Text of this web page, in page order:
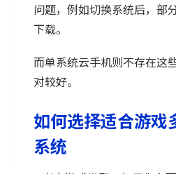
问题，例如切换系统后，部
下载。
而单系统云手机则不存在这
对较好。
如何选择适合游戏
系统